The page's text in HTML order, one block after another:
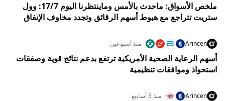
ملخص الأسواق: ماحدث بالأمس وماينتظرنا اليوم 17/7: وول
ستريت تتراجع مع هبوط أسهم الرقائق وتجدد مخاوف الإنفاق
Arincen منذ أسبوعين
أسهم الرعاية الصحية الأمريكية ترتفع بدعم نتائج قوية وصفقات
استحواذ وموافقات تنظيمية
Arincen منذ 3 أسابيع